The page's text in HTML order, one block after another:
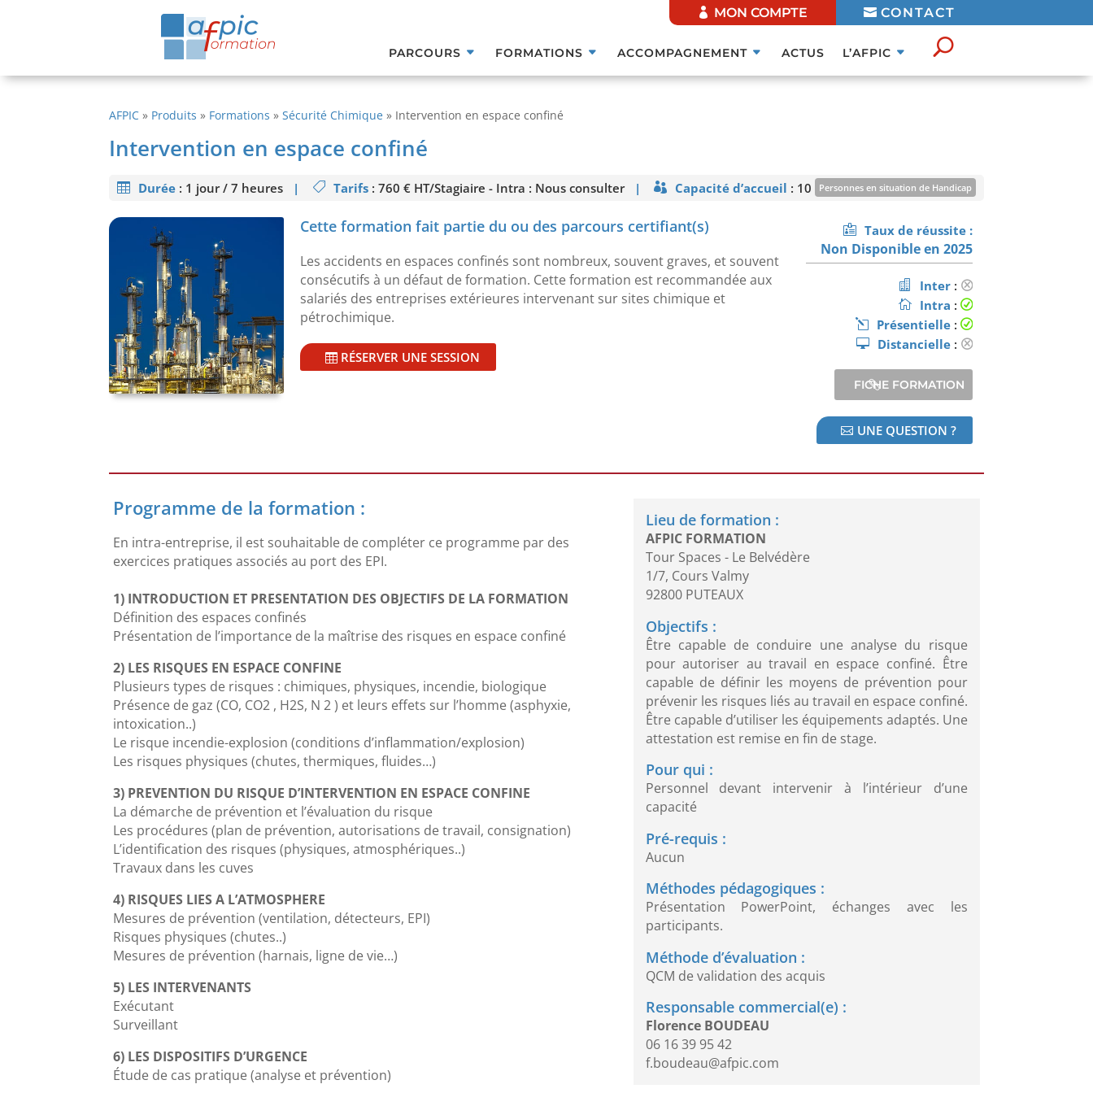
CONTACT
MON COMPTE
PARCOURS FORMATIONS ACCOMPAGNEMENT ACTUS L’AFPIC
AFPIC » Produits » Formations »Sécurité Chimique » Intervention en espace confiné
Intervention en espace confiné
Durée : 1 jour / 7 heures | Tarifs : 760 € HT/Stagiaire - Intra : Nous consulter | Capacité d’accueil : 10 Personnes en situation de Handicap
réserve de faisabilité
En savoir plus
Cette formation fait partie du ou des parcours certifiant(s)
Les accidents en espaces confinés sont nombreux, souvent graves, et souvent
consécutifs à un défaut de formation. Cette formation est recommandée aux
salariés des entreprises extérieures intervenant sur sites chimique et
pétrochimique.
RÉSERVER UNE SESSION
Taux de réussite :
Non Disponible en 2025
Inter:
Intra :
Présentielle:
Distancielle:
UNE QUESTION ?
Programme de la formation :
En intra-entreprise, il est souhaitable de compléter ce programme par des
exercices pratiques associés au port des EPI.
1) INTRODUCTION ET PRESENTATION DES OBJECTIFS DE LA FORMATION
Définition des espaces confinés
Présentation de l’importance de la maîtrise des risques en espace confiné
2) LES RISQUES EN ESPACE CONFINE
Plusieurs types de risques : chimiques, physiques, incendie, biologique
Présence de gaz (CO, CO2 , H2S, N 2 ) et leurs effets sur l’homme (asphyxie,
intoxication..)
Le risque incendie-explosion (conditions d’inflammation/explosion)
Les risques physiques (chutes, thermiques, fluides…)
3) PREVENTION DU RISQUE D’INTERVENTION EN ESPACE CONFINE
La démarche de prévention et l’évaluation du risque
Les procédures (plan de prévention, autorisations de travail, consignation)
L’identification des risques (physiques, atmosphériques..)
Travaux dans les cuves
4) RISQUES LIES A L’ATMOSPHERE
Mesures de prévention (ventilation, détecteurs, EPI)
Risques physiques (chutes..)
Mesures de prévention (harnais, ligne de vie…)
5) LES INTERVENANTS
Exécutant
Surveillant
6) LES DISPOSITIFS D’URGENCE
Étude de cas pratique (analyse et prévention)
Lieu de formation :
AFPIC FORMATION
Tour Spaces - Le Belvédère
1/7, Cours Valmy
92800 PUTEAUX
Objectifs :
Être capable de conduire une analyse du risque
pour autoriser au travail en espace confiné. Être
capable de définir les moyens de prévention pour
prévenir les risques liés au travail en espace confiné.
Être capable d’utiliser les équipements adaptés. Une
attestation est remise en fin de stage.
Pour qui :
Personnel devant intervenir à l’intérieur d’une
capacité
Pré-requis :
Aucun
Méthodes pédagogiques :
Présentation PowerPoint, échanges avec les
participants.
Méthode d’évaluation :
QCM de validation des acquis
Responsable commercial(e) :
Florence BOUDEAU
06 16 39 95 42
f.boudeau@afpic.com